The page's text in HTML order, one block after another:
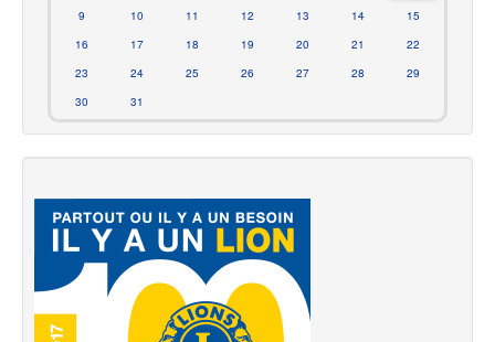
9
10 11 12 13 14
15
16
17 18 19 20 21
22
23
24 25 26 27 28
29
30
31